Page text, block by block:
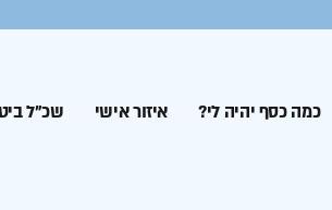
כמה כסף יהיה לי? איזור אישי שכ”ל